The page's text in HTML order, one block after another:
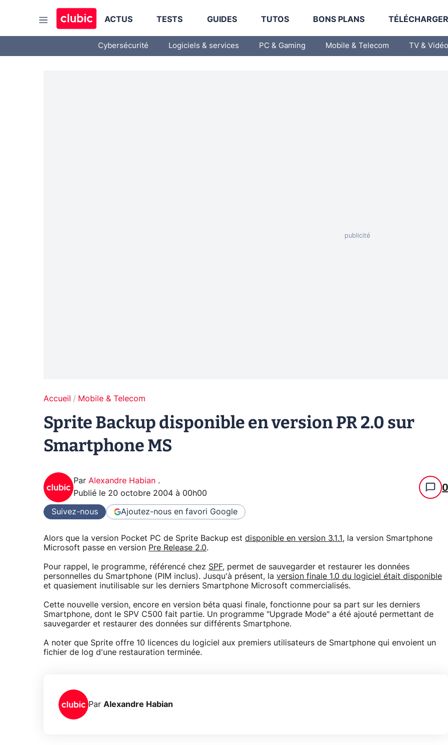
ACTUS TESTS GUIDES TUTOS BONS PLANS
Cybersécurité Logiciels & services PC & Gaming Mobile & Telecom TV & Vidéo
Accueil Mobile & Telecom
Sprite Backup disponible en version PR 2.0 sur
Smartphone MS
Par Alexandre Habian .
Publié le 20 octobre 2004 à 00h00 0
Suivez-nous Ajoutez-nous en favori Google
Alors que la version Pocket PC de Sprite Backup est disponible en version 3.1.1 , la version Smartphone
Microsoft passe en version Pre Release 2.0.
Pour rappel, le programme, référencé chez SPF, permet de sauvegarder et restaurer les données
personnelles du Smartphone (PIM inclus). Jusqu'à présent, la version finale 1.0 du logiciel était disponible
et quasiement inutilisable sur les derniers Smartphone Microsoft commercialisés.
Cette nouvelle version, encore en version béta quasi finale, fonctionne pour sa part sur les derniers
Smartphone, dont le SPV C500 fait partie. Un programme "Upgrade Mode" a été ajouté permettant de
sauvegarder et restaurer des données sur différents Smartphone.
A noter que Sprite offre 10 licences du logiciel aux premiers utilisateurs de Smartphone qui envoient un
fichier de log d'une restauration terminée.
Par Alexandre Habian